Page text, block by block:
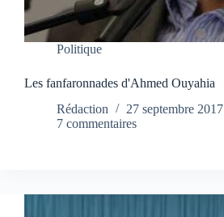
Politique
Les fanfaronnades d'Ahmed Ouyahia
Rédaction
27 septembre 2017
7 commentaires